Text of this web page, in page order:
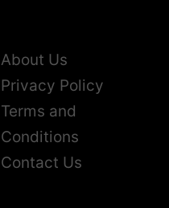
About Us
Privacy Policy
Terms and
Conditions
Contact Us